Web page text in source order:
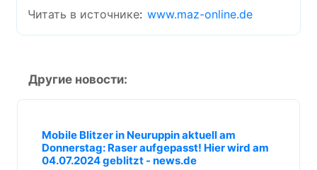
Читать в источнике: www.maz-online.de
Другие новости:
Mobile Blitzer in Neuruppin aktuell am
Donnerstag: Raser aufgepasst! Hier wird am
04.07.2024 geblitzt - news.de